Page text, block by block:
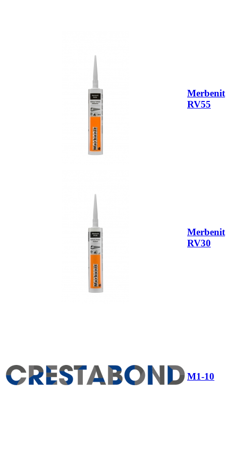
Merbenit
RV55
Merbenit
RV30
M1-10